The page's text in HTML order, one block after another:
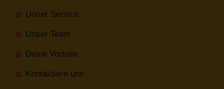
Unser Service
Unser Team
Deine Vorteile
Kontaktiere uns